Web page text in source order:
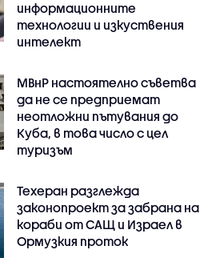
информационните
технологии и изкуствения
интелект
МВнР настоятелно съветва
да не се предприемат
неотложни пътувания до
Куба, в това число с цел
туризъм
Техеран разглежда
законопроект за забрана на
кораби от САЩ и Израел в
Ормузкия проток